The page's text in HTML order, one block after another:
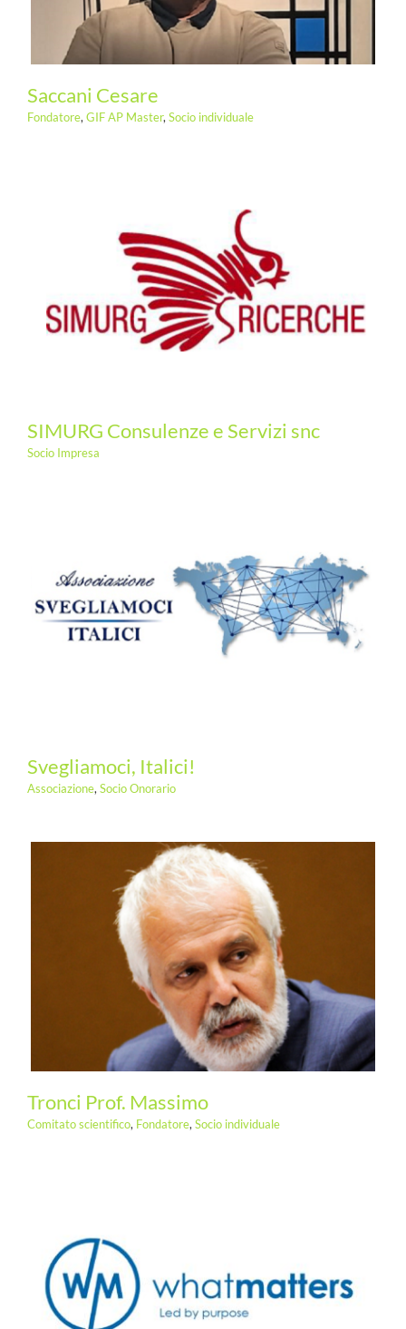
Saccani Cesare
Fondatore, GIF AP Master, Socio individuale
SIMURG Consulenze e Servizi snc
Socio Impresa
Svegliamoci, Italici!
Associazione, Socio Onorario
Tronci Prof. Massimo
Comitato scientifico, Fondatore, Socio individuale